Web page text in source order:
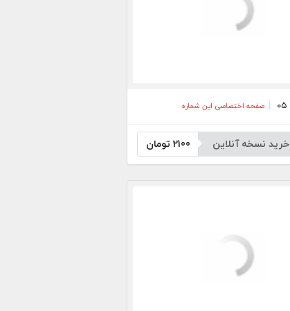
صفحه اختصاصی این شماره
خرید نسخه آنلاین 2100 تومان